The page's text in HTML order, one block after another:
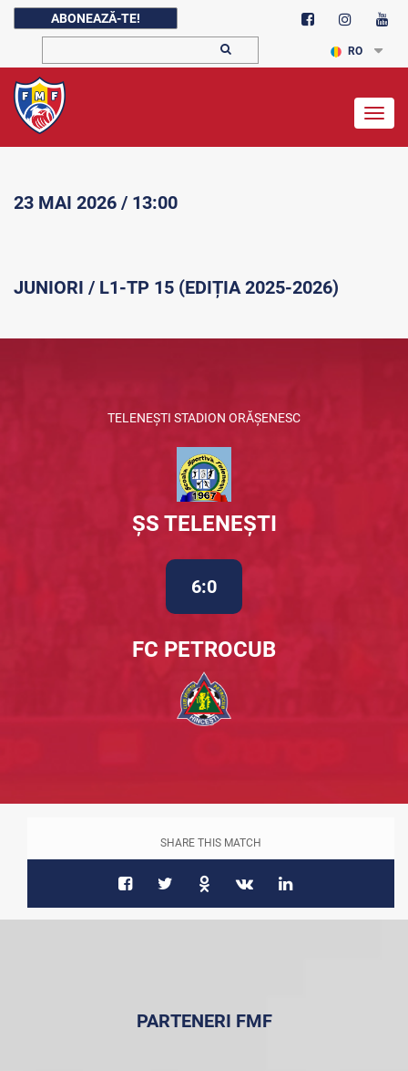
ABONEAZĂ-TE!
RO
23 MAI 2026 / 13:00
JUNIORI / L1-TP 15 (EDIȚIA 2025-2026)
TELENEȘTI STADION ORĂȘENESC
ȘS TELENEȘTI
6:0
FC PETROCUB
SHARE THIS MATCH
PARTENERI FMF